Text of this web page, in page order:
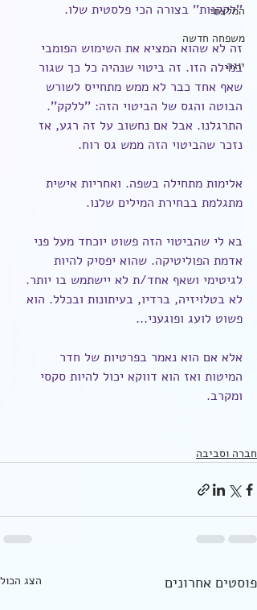
המלצתי
משפחה חדשה
יוגה
''לקקנות'' בצורה הכי פלסטית שלו.
זה לא שהוא המציא את השימוש הפומבי
במילה הזו. זה ביטוי שנהיה כל כך שגור
שאף אחד כבר לא ממש מתחייס לשורש
הבוטה והגס של הביטוי הזה: ''ללקק''.
התרגלנו. אבל אם נחשוב על זה רגע, אז
נזכר שהביטוי הזה ממש גס רוח.
אלימות מתחילה בשפה. ואחריות אישית
מתגלמת בבחירת המילים שלנו.
בא לי שהביטוי הזה פשוט יוכחד מעל פני
אדמת הפוליטיקה. שהוא יפסיק להיות
לגיטימי ושאף אחד/ת לא יישתמש בו יותר.
לא בטלויזיה, ברדיו, בעיתונות ובכלל. הוא
פשוט לועג ופוגעני...
אלא אם הוא נאמר בפרטיות של חדר
המיטות ואז הוא דווקא יכול להיות סקסי
ומקרב.
חברה וסביבה
פוסטים אחרונים הצג הכול